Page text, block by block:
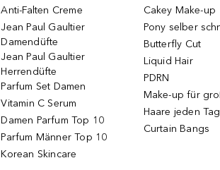
Anti-Falten Creme
Jean Paul Gaultier
Damendüfte
Jean Paul Gaultier
Herrendüfte
Parfum Set Damen
Vitamin C Serum
Damen Parfum Top 10
Parfum Männer Top 10
Korean Skincare
Cakey Make-up
Pony selber
Butterfly Cut
Liquid Hair
PDRN
Make-up für
Haare jeden
Curtain Bangs